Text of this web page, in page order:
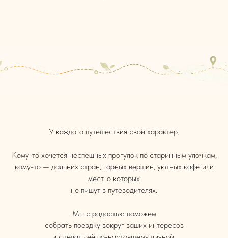
У каждого путешествия свой характер.
Кому-то хочется неспешных прогулок по старинным улочкам,
кому-то — дальних стран, горных вершин, уютных кафе или
мест, о которых
не пишут в путеводителях.
Мы с радостью поможем
собрать поездку вокруг ваших интересов